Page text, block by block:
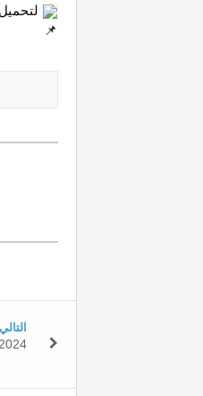
التالي